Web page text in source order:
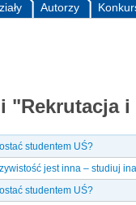
Autorzy
"Rekrutacja i
studentem UŚ?
jest inna – studiuj
studentem UŚ?